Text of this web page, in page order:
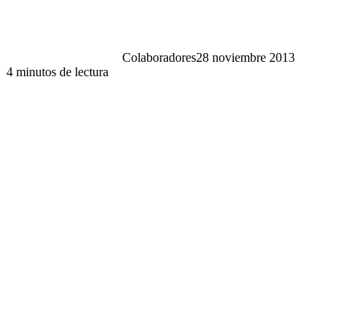
Colaboradores28 noviembre 2013
4 minutos de lectura